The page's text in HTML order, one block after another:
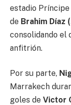
estadio Príncipe
de Brahim Díaz
consolidando el
anfitrión.
Por su parte,
Marrakech
goles de Victor